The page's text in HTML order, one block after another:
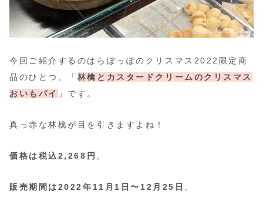
今回ご紹介するのはらぽっぽのクリスマス2022限定商
品のひとつ、「 林檎とカスタードクリームのクリスマス
おいもパイ
」です。
真っ赤な林檎が目を引きますよね！
価格は税込2,268円 。
販売期間は2022年11月1日〜12月25日 。